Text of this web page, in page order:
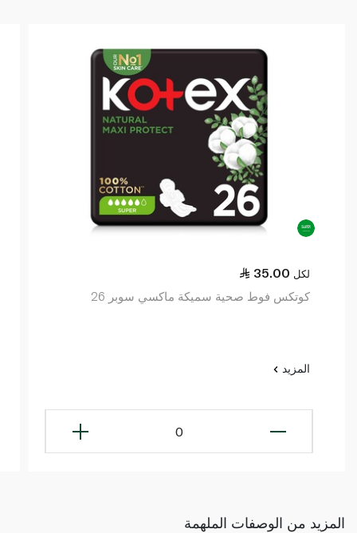
35.00 لكل
كوتكس فوط صحية سميكة ماكسي سوبر 26
المزيد
0
المزيد من الوصفات الملهمة